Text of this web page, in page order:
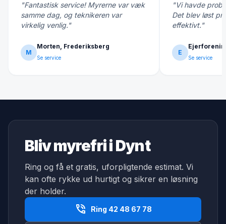
"Fantastisk service! Myrerne var væk
samme dag, og teknikeren var
virkelig venlig."
M
Morten, Frederiksberg
Se service
"Vi havde
Det blev løst
effektivt."
E
Se service
Bliv myrefri i Dynt
Ring og få et gratis, uforpligtende estimat. Vi
kan ofte rykke ud hurtigt og sikrer en løsning
der holder.
phone_in_talk Ring 42 48 67 78